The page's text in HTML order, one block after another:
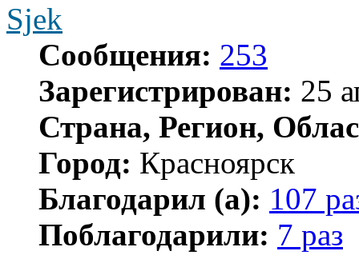
Sjek
Сообщения: 253
Зарегистрирован: 25
Страна, Регион,
Город: Красноярск
Благодарил (а): 107
Поблагодарили: 7 раз